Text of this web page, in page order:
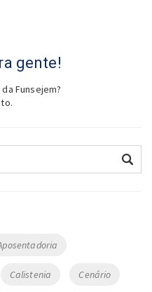
gente!
Funsejem?
Calistenia Cenário